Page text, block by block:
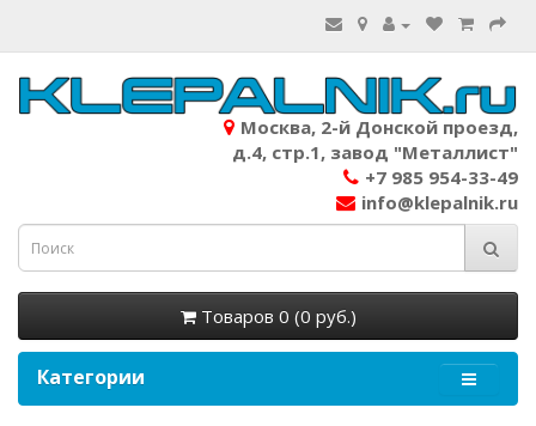
Москва, 2-й Донской проезд,
д.4, стр.1, завод "Металлист"
+7 985 954-33-49
info@klepalnik.ru
Товаров 0 (0 руб.)
Категории